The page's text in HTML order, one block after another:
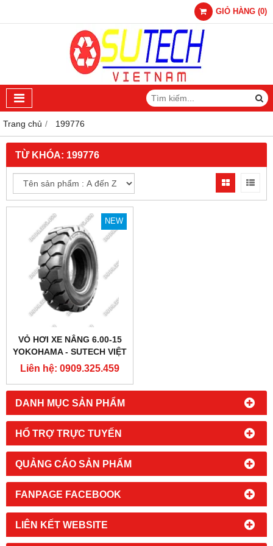
GIỎ HÀNG (0)
Trang chủ 199776
DANH MỤC SẢN PHẨM
HỔ TRỢ TRỰC TUYẾN
QUẢNG CÁO SẢN PHẨM
FANPAGE FACEBOOK
LIÊN KẾT WEBSITE
TỪ KHÓA: 199776
NEW
VỎ HƠI XE NÂNG 6.00-15
YOKOHAMA - SUTECH VIỆT
NAM
Liên hệ: 0909.325.459